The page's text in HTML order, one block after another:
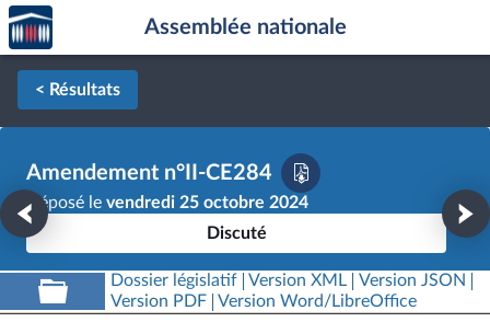
Aller au contenu
Aller en bas de la page
Accèder
à la
page
d'accueil
Assemblée nationale
< Résultats
Amendement n°II-CE284
Déposé le vendredi 25 octobre 2024
Discuté
Dossier législatif Version XML
Version JSON
Version PDF
Version Word/LibreOffice